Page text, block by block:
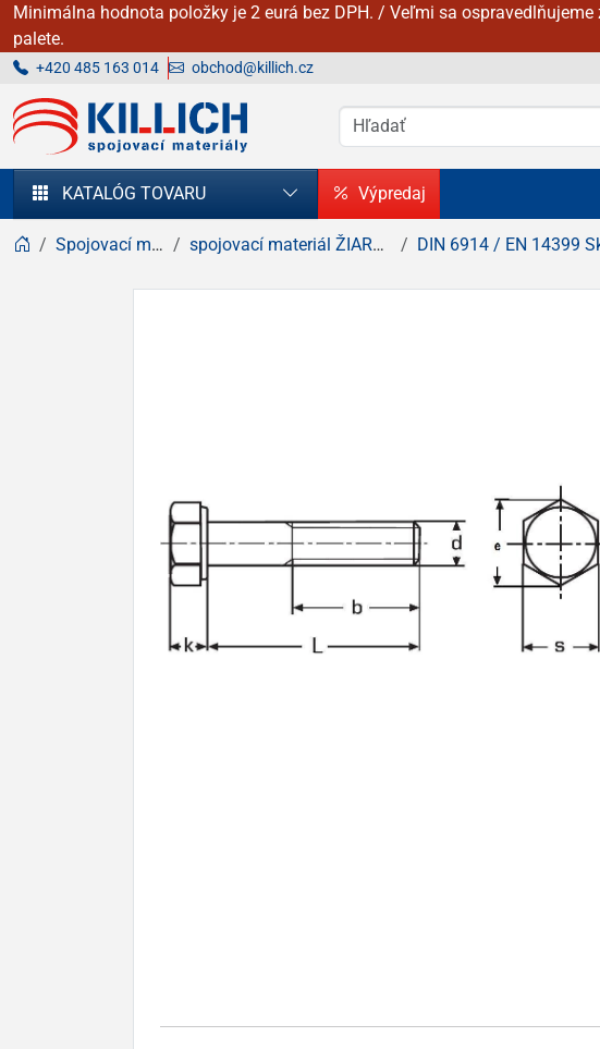
Minimálna hodnota položky je 2 eurá bez DPH. / Veľmi sa
palete.
+420 485 163 014 obchod@killich.cz
KILLICH - Spojovacie materiály
KATALÓG TOVARU Výpredaj
Spojovací materiál spojovací materiál ŽIAROVÝ zinok DIN 6914 / EN 14399 Skrutka